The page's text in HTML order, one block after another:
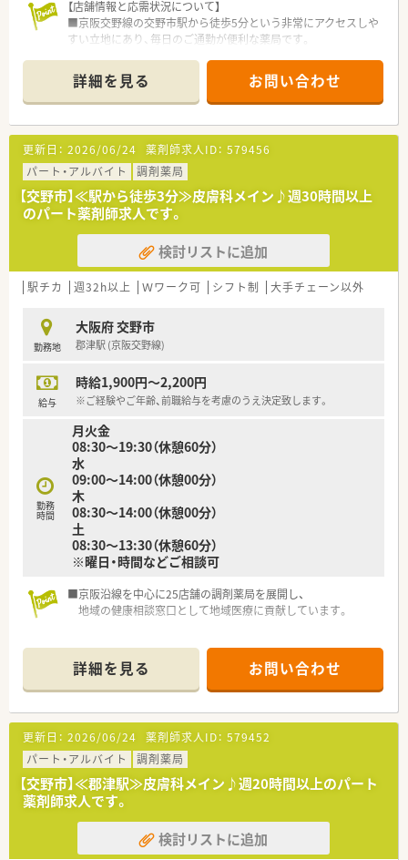
【店舗情報と応需状況について】
■京阪交野線の交野市駅から徒歩5分という非常にアクセスしや
すい立地にあり、毎日のご通勤が便利な薬局です。
お住まいの患者様が日常的に利用されています。
■外来業務だけでなく在宅業務にも対応しており、患者様の療養
生活をお薬の面から多角的にサポートしています。
【募集背景と求める人物像について】
■店舗の運営体制をさらに強化し、地域の患者様に安定した医療
サービスを提供し続けるための募集です。
■患者様一人ひとりと丁寧にコミュニケーションを取り、地域医
療に貢献したいという熱意をお持ちの方。
■調剤未経験の方やブランクがある方であっても、積極的に学ぶ
姿勢があり、周囲と協力して業務に取り組める方。
【法人特徴について】
■地域に深く根差した運営を行っており、患者様にとって最も身
■従業員一人ひとりの働きやすさを大切にする社風があり、風通
しが良く、長く働き続けられる環境が整っています。
■今後の超高齢社会を見据え、在宅医療にも積極的に取り組み、
詳細を見る お問い合わせ
更新日： 2026/06/24 薬剤師求人ID： 579456
パート・アルバイト
調剤薬局
【交野市】≪駅から徒歩3分≫皮膚科メイン♪週30時間以上
のパート薬剤師求人です。
検討リストに追加
駅チカ 週32h以上 Ｗワーク可 シフト制 大手チェーン以外
勤務地
大阪府 交野市
郡津駅 (京阪交野線)
給与
時給1,900円～2,200円
※ご経験やご年齢、前職給与を考慮のうえ決定致します。
勤務
時間
月火金
08:30～19:30（休憩60分）
水
09:00～14:00（休憩00分）
木
08:30～14:00（休憩00分）
土
08:30～13:30（休憩60分）
※曜日・時間などご相談可
■京阪沿線を中心に25店舗の調剤薬局を展開し、
地域の健康相談窓口として地域医療に貢献しています。
ジを
地域住民の方に持って頂き、より身近な薬局を目指していま
す。
■社内の取り組みとして、スキルアップ講座、勉強会があるだけ
ではなく、
委員会も設置されており、薬剤師としての活躍だけでなく、
会社の一員としての使命・責任を果たす機会もあります。
■夏季休暇や年末年始休暇、リフレッシュ休暇の取得率は
100％！
仕事もプライベートも充実させることができますね♪
詳細を見る お問い合わせ
更新日： 2026/06/24 薬剤師求人ID： 579452
パート・アルバイト
調剤薬局
【交野市】≪郡津駅≫皮膚科メイン♪週20時間以上のパート
薬剤師求人です。
検討リストに追加